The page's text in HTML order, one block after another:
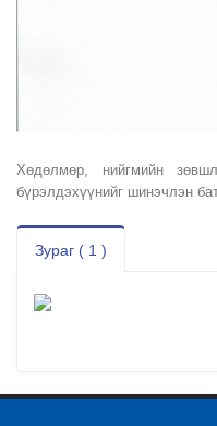
Хөдөлмөр, нийгмийн
бүрэлдэхүүнийг шинэчлэн
Зураг ( 1 )